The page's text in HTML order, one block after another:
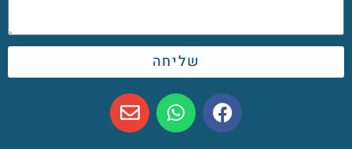
שליחה